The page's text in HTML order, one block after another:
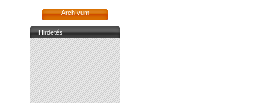
Archívum
Hirdetés